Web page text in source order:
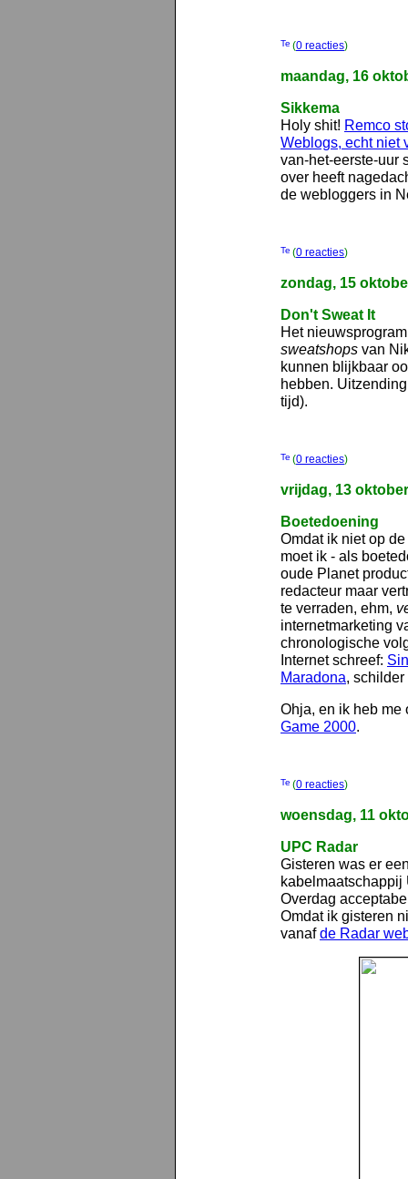
(0 reacties)
maandag, 16
Sikkema
Holy shit! Remco
Weblogs, echt niet
van-het-eerste-uur
over heeft
de webloggers in
(0 reacties)
zondag, 15
Don't Sweat It
Het
sweatshops van
kunnen blijkbaar
hebben.
tijd).
(0 reacties)
vrijdag, 13
Boetedoening
Omdat ik niet op
moet ik - als
oude Planet
redacteur maar
te verraden, ehm,
internetmarketing
chronologische
Internet schreef:
Maradona, schilder
Ohja, en ik heb
Game 2000.
(0 reacties)
woensdag, 11
UPC Radar
Gisteren was er
Overdag
Omdat ik gisteren
vanafde Radar